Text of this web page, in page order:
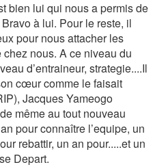
bien lui qui nous a permis de
à lui. Pour le reste, il
pour nous attacher les
nous. A ce niveau du
d’entraineur, strategie....Il
cœur comme le faisait
Jacques Yameogo
même au tout nouveau
pour connaître l’equipe, un
rebattir, un an pour.....et un
Depart.